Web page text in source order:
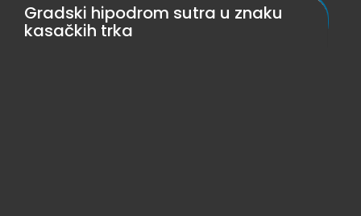
Gradski hipodrom sutra u znaku
kasačkih trka